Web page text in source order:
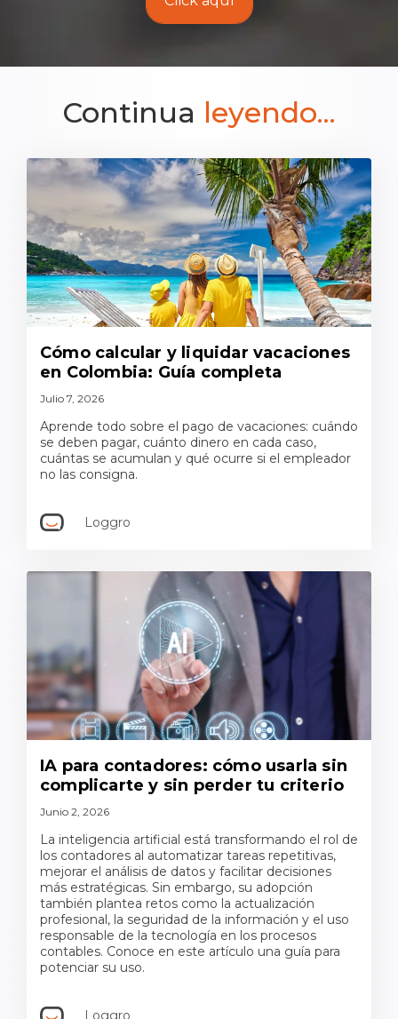
Continua leyendo...
Cómo calcular y liquidar vacaciones
en Colombia: Guía completa
Julio 7, 2026
Aprende todo sobre el pago de vacaciones: cuándo
se deben pagar, cuánto dinero en cada caso,
cuántas se acumulan y qué ocurre si el empleador
no las consigna.
Loggro
IA para contadores: cómo usarla sin
complicarte y sin perder tu criterio
Junio 2, 2026
La inteligencia artificial está transformando el rol de
los contadores al automatizar tareas repetitivas,
mejorar el análisis de datos y facilitar decisiones
más estratégicas. Sin embargo, su adopción
también plantea retos como la actualización
profesional, la seguridad de la información y el uso
responsable de la tecnología en los procesos
contables. Conoce en este artículo una guía para
potenciar su uso.